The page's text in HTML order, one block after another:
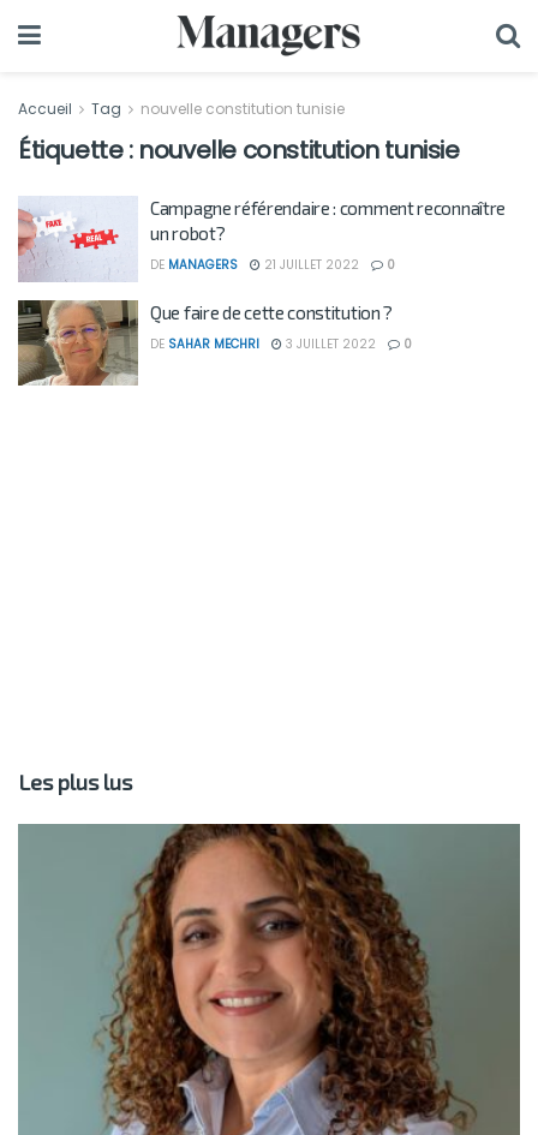
Accueil Tag nouvelle constitution tunisie
Étiquette : nouvelle constitution tunisie
Campagne référendaire : comment reconnaître
un robot?
DE MANAGERS 21 JUILLET 2022 0
Que faire de cette constitution ?
DE SAHAR MECHRI 3 JUILLET 2022 0
Les plus lus